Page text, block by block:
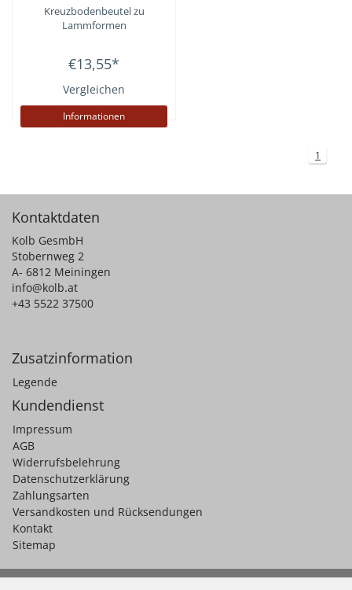
Kreuzbodenbeutel zu
Lammformen
€13,55*
Vergleichen
Informationen
1
Kontaktdaten
Kolb GesmbH
Stobernweg 2
A- 6812 Meiningen
info@kolb.at
+43 5522 37500
Zusatzinformation
Legende
Kundendienst
Impressum
AGB
Widerrufsbelehrung
Datenschutzerklärung
Zahlungsarten
Versandkosten und Rücksendungen
Kontakt
Sitemap